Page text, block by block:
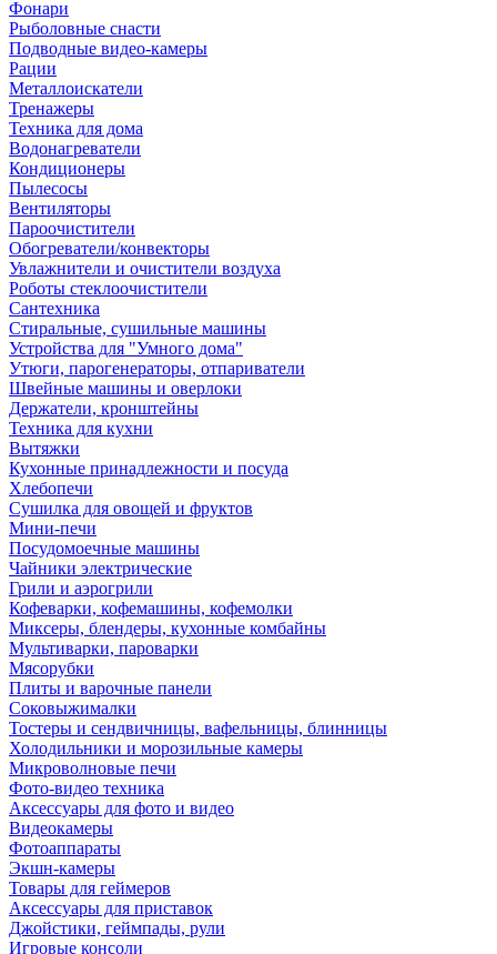
Фонари
Рыболовные снасти
Подводные видео-камеры
Рации
Металлоискатели
Тренажеры
Техника для дома
Водонагреватели
Кондиционеры
Пылесосы
Вентиляторы
Пароочистители
Обогреватели/конвекторы
Увлажнители и очистители воздуха
Роботы стеклоочистители
Сантехника
Стиральные, сушильные машины
Устройства для "Умного дома"
Утюги, парогенераторы, отпариватели
Швейные машины и оверлоки
Держатели, кронштейны
Техника для кухни
Вытяжки
Кухонные принадлежности и посуда
Хлебопечи
Сушилка для овощей и фруктов
Мини-печи
Посудомоечные машины
Чайники электрические
Грили и аэрогрили
Кофеварки, кофемашины, кофемолки
Миксеры, блендеры, кухонные комбайны
Мультиварки, пароварки
Мясорубки
Плиты и варочные панели
Соковыжималки
Тостеры и сендвичницы, вафельницы, блинницы
Холодильники и морозильные камеры
Микроволновые печи
Фото-видео техника
Аксессуары для фото и видео
Видеокамеры
Фотоаппараты
Экшн-камеры
Товары для геймеров
Аксессуары для приставок
Джойстики, геймпады, рули
Игровые консоли